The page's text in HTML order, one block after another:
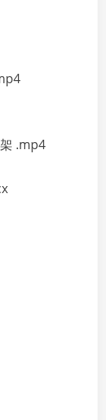
.mp4